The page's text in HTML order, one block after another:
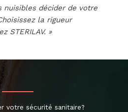
nuisibles décider de votre
la rigueur
STERILAV. »
votre sécurité sanitaire?